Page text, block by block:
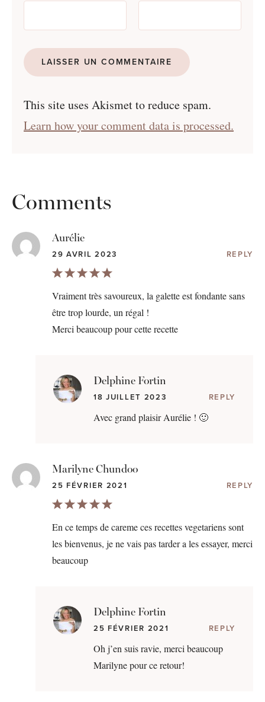
This site uses Akismet to reduce spam.
Learn how your comment data is processed.
Comments
Aurélie
29 AVRIL 2023 REPLY
Vraiment très savoureux, la galette est fondante sans
être trop lourde, un régal !
Merci beaucoup pour cette recette
Delphine Fortin
18 JUILLET 2023 REPLY
Avec grand plaisir Aurélie ! 🙂
Marilyne Chundoo
25 FÉVRIER 2021 REPLY
En ce temps de careme ces recettes vegetariens sont
les bienvenus, je ne vais pas tarder a les essayer, merci
beaucoup
Delphine Fortin
25 FÉVRIER 2021 REPLY
Oh j’en suis ravie, merci beaucoup
Marilyne pour ce retour!